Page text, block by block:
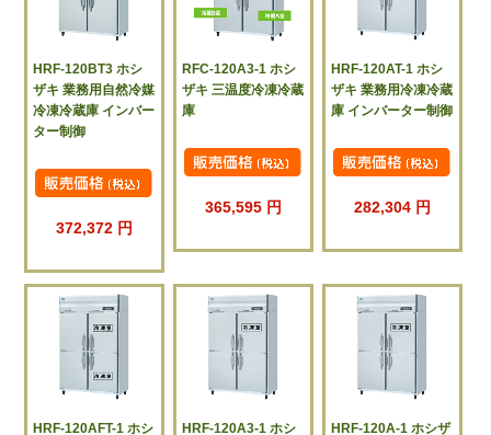
HRF-120BT3 ホシ
ザキ 業務用自然冷媒
冷凍冷蔵庫 インバー
ター制御
372,372 円
RFC-120A3-1 ホシ
ザキ 三温度冷凍冷蔵
庫
365,595 円
HRF-120AT-1 ホシ
ザキ 業務用冷凍冷蔵
庫 インバーター制御
282,304 円
HRF-120AFT-1 ホシ HRF-120A3-1 ホシ HRF-120A-1 ホシザ